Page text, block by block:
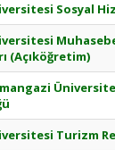
Sosyal
(Açıköğretim)
Turizm